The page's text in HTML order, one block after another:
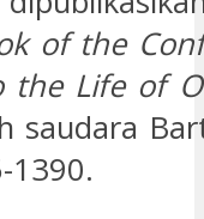
of the
the Life of
saudara
1390.